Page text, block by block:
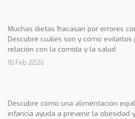
Muchas dietas fracasan por errores
Descubre cuáles son y cómo
relación con la comida y la salud.
10 Feb 2026
Descubre cómo una alimentación
infancia ayuda a prevenir la obesidad